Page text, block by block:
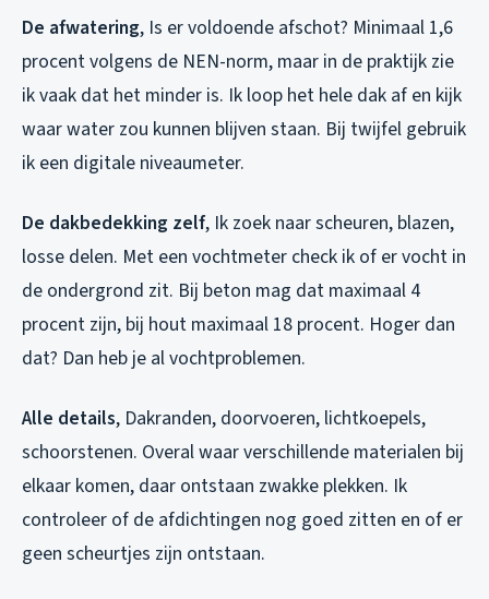
De afwatering, Is er voldoende afschot? Minimaal 1,6
procent volgens de NEN-norm, maar in de praktijk zie
ik vaak dat het minder is. Ik loop het hele dak af en kijk
waar water zou kunnen blijven staan. Bij twijfel gebruik
ik een digitale niveaumeter.
De dakbedekking zelf, Ik zoek naar scheuren, blazen,
losse delen. Met een vochtmeter check ik of er vocht in
de ondergrond zit. Bij beton mag dat maximaal 4
procent zijn, bij hout maximaal 18 procent. Hoger dan
dat? Dan heb je al vochtproblemen.
Alle details, Dakranden, doorvoeren, lichtkoepels,
schoorstenen. Overal waar verschillende materialen bij
elkaar komen, daar ontstaan zwakke plekken. Ik
controleer of de afdichtingen nog goed zitten en of er
geen scheurtjes zijn ontstaan.